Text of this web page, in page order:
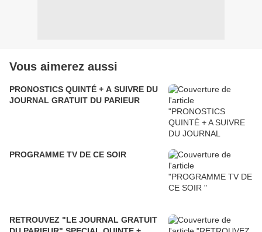
Vous aimerez aussi
PRONOSTICS QUINTÉ + A SUIVRE DU
JOURNAL GRATUIT DU PARIEUR
PROGRAMME TV DE CE SOIR
RETROUVEZ "LE JOURNAL GRATUIT